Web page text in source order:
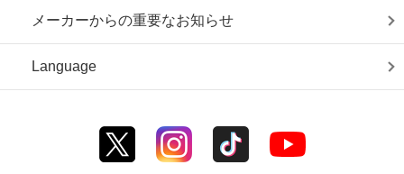
メーカーからの重要なお知らせ
Language